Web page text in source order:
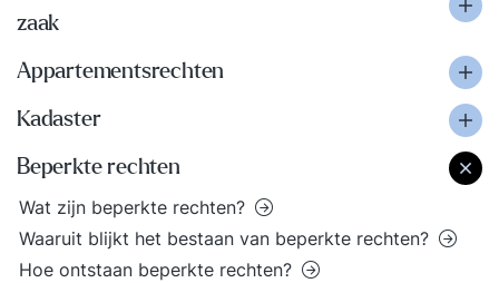
zaak
Appartementsrechten
Kadaster
Beperkte rechten
Wat zijn beperkte rechten?
Waaruit blijkt het bestaan van beperkte rechten?
Hoe ontstaan beperkte rechten?